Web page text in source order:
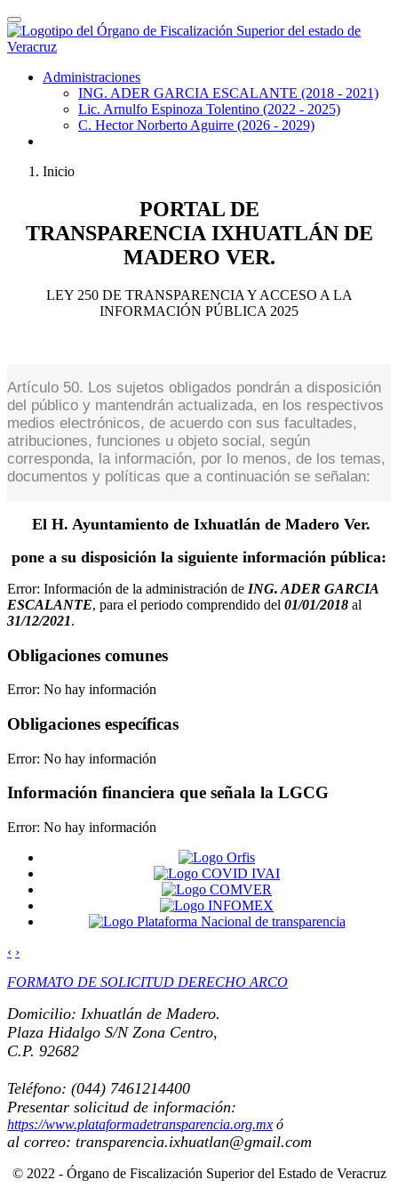
Administraciones
ING. ADER GARCIA ESCALANTE (2018 - 2021)
Lic. Arnulfo Espinoza Tolentino (2022 - 2025)
C. Hector Norberto Aguirre (2026 - 2029)
Inicio
PORTAL DE
TRANSPARENCIA IXHUATLÁN DE
MADER O VER.
LEY 250 DE TRANSPARENCIA Y ACCESO A LA
INFORMACIÓN PÚBLICA 2025
Artículo 50. Los sujetos obligados pondrán a disposición
del público y mantendrán actualizada, en los respectivos
medios electrónicos, de acuerdo con sus facultades,
atribuciones, funciones u objeto social, según
corresponda, la información, por lo menos, de los temas,
documentos y políticas que a continuación se señalan:
El H. Ayuntamiento de Ixhuatlán de Madero Ver.
pone a su disposición la siguiente información pública:
Error: Información de la administración de ING. ADER GARCIA
ESCALANTE, para el periodo comprendido del 01/01/2018 al
31/12/2021.
Obligaciones comunes
Error: No hay información
Obligaciones específicas
Error: No hay información
Información financiera que señala la LGCG
Error: No hay información
‹ ›
FORMATO DE SOLICITUD DERECHO ARCO
Domicilio: Ixhuatlán de Madero.
Plaza Hidalgo S/N Zona Centro,
C.P. 92682
Teléfono: (044) 7461214400
Presentar solicitud de información:
https://www.plataformadetransparencia.org.mx ó
al correo: transparencia.ixhuatlan@gmail.com
© 2022 - Órgano de Fiscalización Superior del Estado de Veracruz